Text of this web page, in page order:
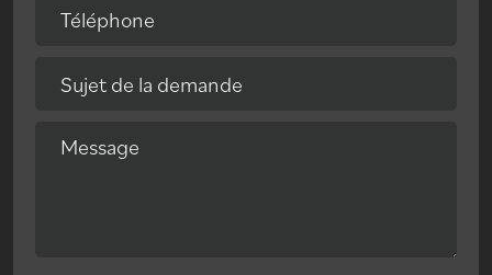
Téléphone
Sujet de la demande
Message